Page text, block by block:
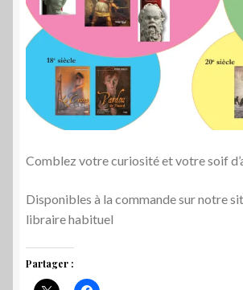
Comblez votre curiosité et votre soif
Disponibles à la commande sur notre
libraire habituel
Partager :